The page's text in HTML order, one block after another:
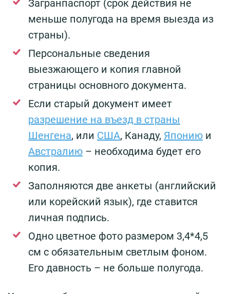
Загранпаспорт (срок действия не
меньше полугода на время выезда из
страны).
Персональные сведения
выезжающего и копия главной
страницы основного документа.
Если старый документ имеет
разрешение на въезд в страны
Шенгена, или США, Канаду, Японию и
Австралию – необходима будет его
копия.
Заполняются две анкеты (английский
или корейский язык), где ставится
личная подпись.
Одно цветное фото размером 3,4*4,5
см с обязательным светлым фоном.
Его давность – не больше полугода.